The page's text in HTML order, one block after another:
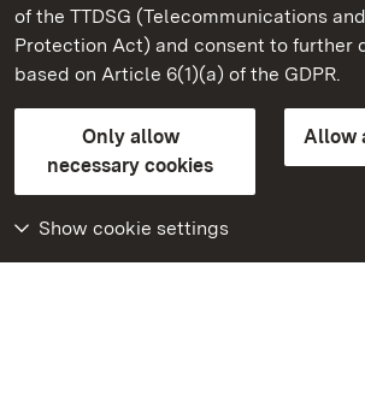
of the TTDSG (Telecommunications
Protection Act) and consent to further
based on Article 6(1)(a) of the GDPR.
Only allow
necessary cookies
Allow
Show cookie settings
Ludwigsburg Residential Palace
State Palaces and Gardens of Baden-
Contact usFAQMasthead
Declaration on barrier-free access
BITV-konform (geprüfte Seiten)